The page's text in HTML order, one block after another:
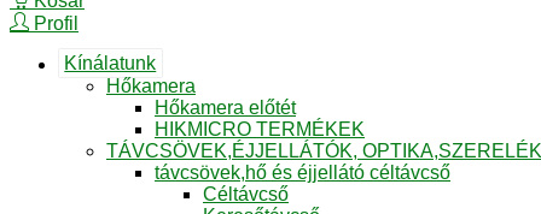
Profil
Kínálatunk
Hőkamera
Hőkamera előtét
HIKMICRO TERMÉKEK
TÁVCSÖVEK,ÉJJELLÁTÓK,
távcsövek,hő és éjjellátó céltávcső
Céltávcső